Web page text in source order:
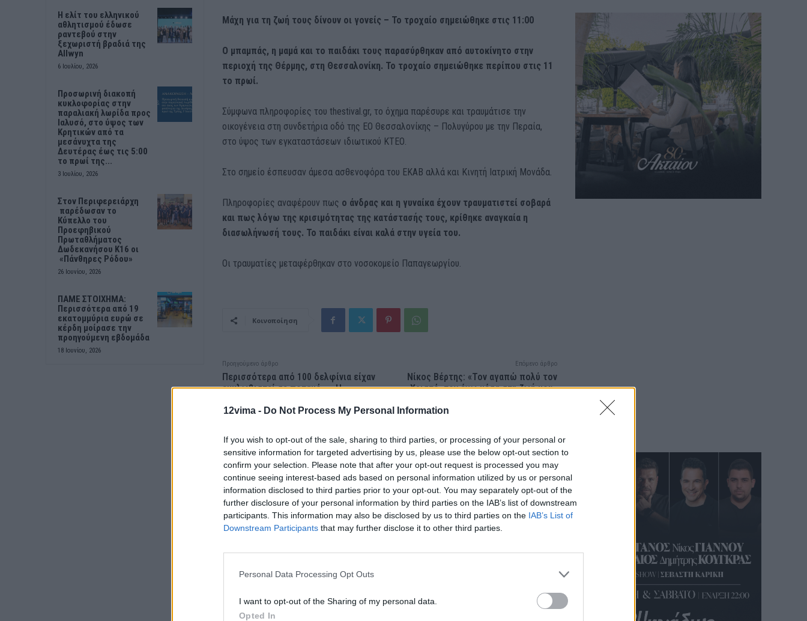
12vima - Do Not Process My Personal Information
If you wish to opt-out of the sale, sharing to third parties, or processing of your personal or
sensitive information for targeted advertising by us, please use the below opt-out section to
confirm your selection. Please note that after your opt-out request is processed you may
continue seeing interest-based ads based on personal information utilized by us or personal
information disclosed to third parties prior to your opt-out. You may separately opt-out of the
further disclosure of your personal information by third parties on the IAB’s list of downstream
participants. This information may also be disclosed by us to third parties on the IAB’s List of
Downstream Participants that may further disclose it to other third parties.
Personal Data Processing Opt Outs
I want to opt-out of the Sharing of my personal data.
Opted In
Η ελίτ του ελληνικού
αθλητισμού έδωσε
ραντεβού στην
ξεχωριστή βραδιά της
Allwyn
6 Ιουλίου, 2026
Προσωρινή διακοπή
κυκλοφορίας στην
παραλιακή λωρίδα προς
Ιαλυσό, στο ύψος των
Κρητικών από τα
μεσάνυχτα της
Δευτέρας έως τις 5:00
το πρωί της...
3 Ιουλίου, 2026
Στον Περιφερειάρχη
παρέδωσαν το
Κύπελλο του
Προεφηβικού
Πρωταθλήματος
Δωδεκανήσου Κ16 οι
«Πάνθηρες Ρόδου»
26 Ιουνίου, 2026
ΠΑΜΕ ΣΤΟΙΧΗΜΑ:
Περισσότερα από 19
εκατομμύρια ευρώ σε
κέρδη μοίρασε την
προηγούμενη εβδομάδα
18 Ιουνίου, 2026
Μάχη για τη ζωή τους δίνουν οι γονείς – Το τροχαίο σημειώθηκε στις 11:00
Ο μπαμπάς, η μαμά και το παιδάκι τους παρασύρθηκαν από αυτοκίνητο στην
περιοχή της Θέρμης, στη Θεσσαλονίκη. Το τροχαίο σημειώθηκε περίπου στις 11
το πρωί.
Σύμφωνα πληροφορίες του thestival.gr, το όχημα παρέσυρε και τραυμάτισε την
οικογένεια στη συνδετήρια οδό της ΕΟ Θεσσαλονίκης – Πολυγύρου με την Περαία,
στο ύψος των εγκαταστάσεων ιδιωτικού ΚΤΕΟ.
Στο σημείο έσπευσαν άμεσα ασθενοφόρα του ΕΚΑΒ αλλά και Κινητή Ιατρική Μονάδα.
Πληροφορίες αναφέρουν πως ο άνδρας και η γυναίκα έχουν τραυματιστεί σοβαρά
και πως λόγω της κρισιμότητας της κατάστασής τους, κρίθηκε αναγκαία η
διασωλήνωσή τους. Το παιδάκι είναι καλά στην υγεία του.
Οι τραυματίες μεταφέρθηκαν στο νοσοκομείο Παπαγεωργίου.
Κοινοποίηση
Προηγούμενο άρθρο
Περισσότερα από 100 δελφίνια είχαν
εγκλωβιστεί σε ποταμό – «Η
Επόμενο άρθρο
Νίκος Βέρτης: «Τον αγαπώ πολύ τον
Χριστό, τον έχω μέσα στη ζωή μου»